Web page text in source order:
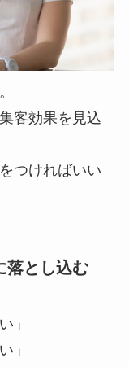
客効果を見込
つければいい
落とし込む
」
」